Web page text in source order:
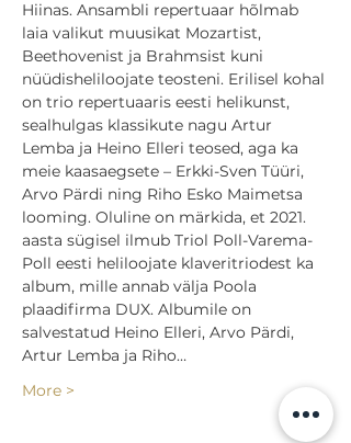
Hiinas. Ansambli repertuaar hõlmab
laia valikut muusikat Mozartist,
Beethovenist ja Brahmsist kuni
nüüdisheliloojate teosteni. Erilisel kohal
on trio repertuaaris eesti helikunst,
sealhulgas klassikute nagu Artur
Lemba ja Heino Elleri teosed, aga ka
meie kaasaegsete – Erkki-Sven Tüüri,
Arvo Pärdi ning Riho Esko Maimetsa
looming. Oluline on märkida, et 2021.
aasta sügisel ilmub Triol Poll-Varema-
Poll eesti heliloojate klaveritriodest ka
album, mille annab välja Poola
plaadifirma DUX. Albumile on
salvestatud Heino Elleri, Arvo Pärdi,
Artur Lemba ja Riho…
More >